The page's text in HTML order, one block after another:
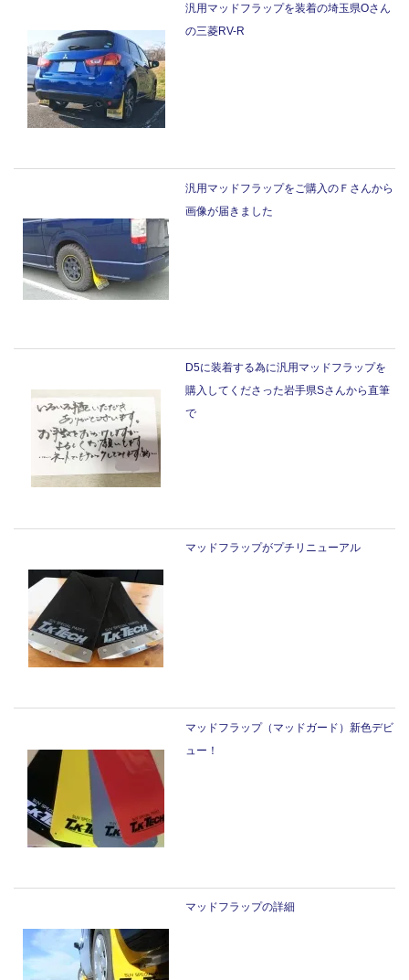
汎用マッドフラップを装着の埼玉県Oさん
の三菱RV-R
汎用マッドフラップをご購入のＦさんから
画像が届きました
D5に装着する為に汎用マッドフラップを
購入してくださった岩手県Sさんから直筆
で
マッドフラップがプチリニューアル
マッドフラップ（マッドガード）新色デビ
ュー！
マッドフラップの詳細